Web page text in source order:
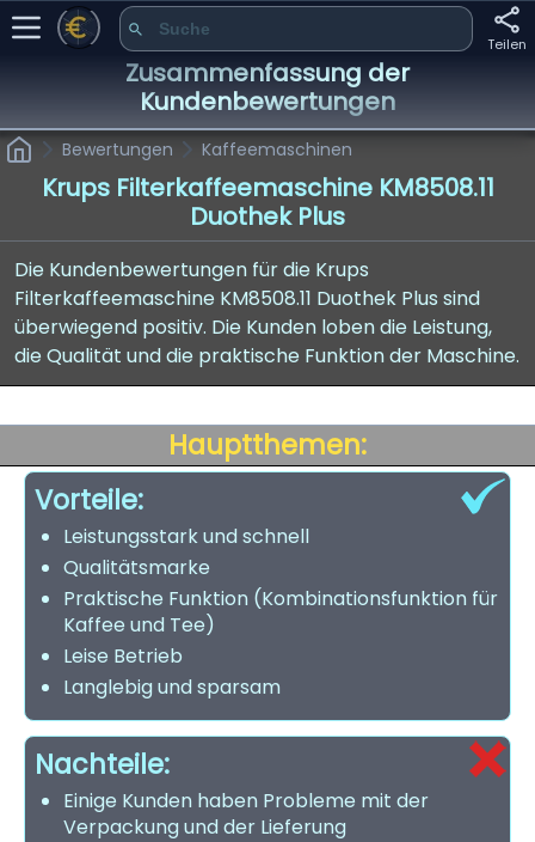
Teilen
Zusammenfassung der
Kundenbewertungen
Bewertungen Kaffeemaschinen
Krups Filterkaffeemaschine KM8508.11
Duothek Plus
Die Kundenbewertungen für die Krups
Filterkaffeemaschine KM8508.11 Duothek Plus sind
überwiegend positiv. Die Kunden loben die Leistung,
die Qualität und die praktische Funktion der Maschine.
Hauptthemen:
Vorteile:
Leistungsstark und schnell
Qualitätsmarke
Praktische Funktion (Kombinationsfunktion für
Kaffee und Tee)
Leise Betrieb
Langlebig und sparsam
Nachteile:
Einige Kunden haben Probleme mit der
Verpackung und der Lieferung